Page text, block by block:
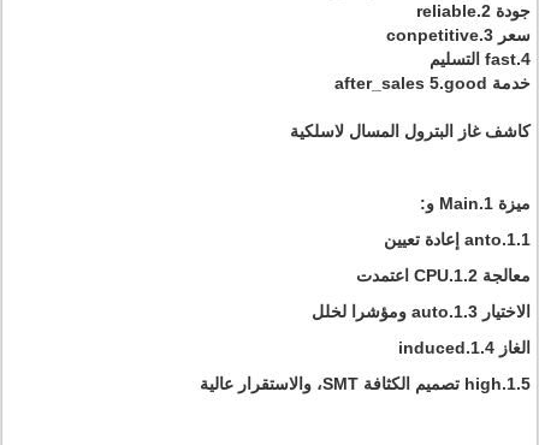
جودة 2.reliable
سعر 3.conpetitive
4.fast التسليم
خدمة after_sales 5.good
كاشف غاز البترول المسال لاسلكية
ميزة 1.Main و:
1.1.anto إعادة تعيين
معالجة 1.2.CPU اعتمدت
الاختيار 1.3.auto ومؤشرا لخلل
الغاز 1.4.induced
1.5.high تصميم الكثافة SMT، والاستقرار عالية